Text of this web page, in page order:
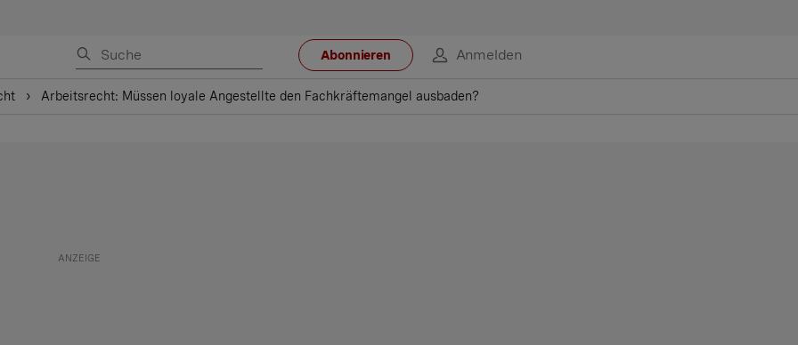
Abonnieren Anmelden
Arbeitsrecht: Müssen loyale Angestellte den Fachkräftemangel ausbaden?